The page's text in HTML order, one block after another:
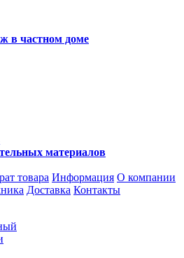
в частном доме
материалов
товара Информация О компании
Доставка Контакты